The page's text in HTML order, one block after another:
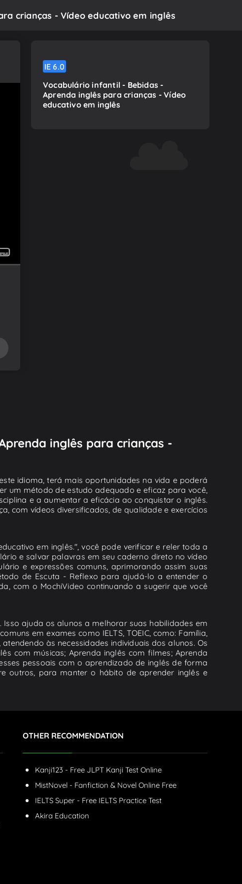
crianças - Vídeo educativo em inglês
IE 6.0
Vocabulário infantil - Bebidas -
Aprenda inglês para crianças - Vídeo
educativo em inglês
inglês para crianças -
idioma, terá mais oportunidades na vida e poderá
um método de estudo adequado e eficaz para você,
e a aumentar a eficácia ao conquistar o inglês.
com vídeos diversificados, de qualidade e exercícios
em inglês.", você pode verificar e reler toda a
e salvar palavras em seu caderno direto no vídeo
e expressões comuns, aprimorando assim suas
de Escuta - Reflexo para ajudá-lo a entender o
com o MochiVideo continuando a sugerir que você
ajuda os alunos a melhorar suas habilidades em
em exames como IELTS, TOEIC, como: Família,
atendendo às necessidades individuais dos alunos. Os
com músicas; Aprenda inglês com filmes; Aprenda
pessoais com o aprendizado de inglês de forma
outros, para manter o hábito de aprender inglês e
OTHER RECOMMENDATION
Kanji123 - Free JLPT Kanji Test Online
MistNovel - Fanfiction & Novel Online Free
IELTS Super - Free IELTS Practice Test
Akira Education